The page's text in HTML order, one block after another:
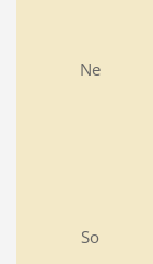
Ne
So